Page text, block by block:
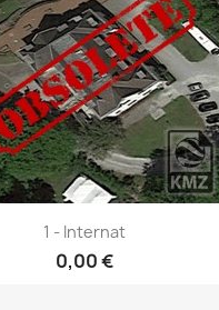
1 - Internat
0,00 €